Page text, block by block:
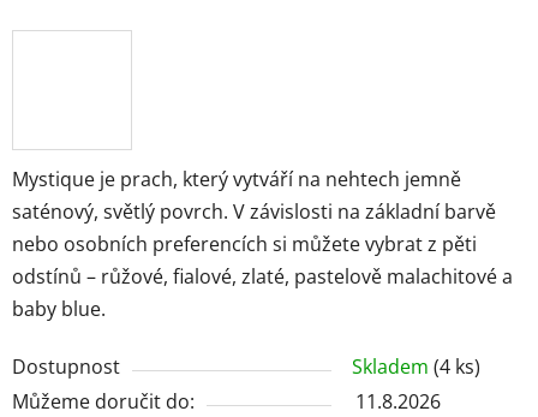
Mystique je prach, který vytváří na nehtech jemně
saténový, světlý povrch. V závislosti na základní barvě
nebo osobních preferencích si můžete vybrat z pěti
odstínů – růžové, fialové, zlaté, pastelově malachitové a
baby blue.
Dostupnost Skladem (4 ks)
Můžeme doručit do:
11.8.2026